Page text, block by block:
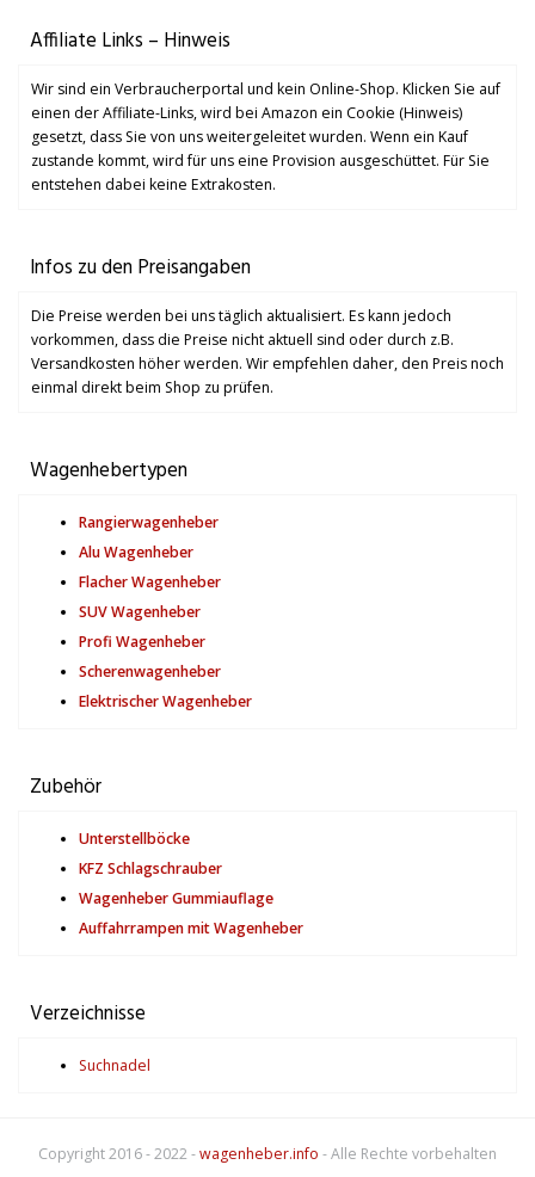
Affiliate Links – Hinweis
Wir sind ein Verbraucherportal und kein Online-Shop. Klicken Sie auf
einen der Affiliate-Links, wird bei Amazon ein Cookie (Hinweis)
gesetzt, dass Sie von uns weitergeleitet wurden. Wenn ein Kauf
zustande kommt, wird für uns eine Provision ausgeschüttet. Für Sie
entstehen dabei keine Extrakosten.
Infos zu den Preisangaben
Die Preise werden bei uns täglich aktualisiert. Es kann jedoch
vorkommen, dass die Preise nicht aktuell sind oder durch z.B.
Versandkosten höher werden. Wir empfehlen daher, den Preis noch
einmal direkt beim Shop zu prüfen.
Wagenhebertypen
Rangierwagenheber
Alu Wagenheber
Flacher Wagenheber
SUV Wagenheber
Profi Wagenheber
Scherenwagenheber
Elektrischer Wagenheber
Zubehör
Unterstellböcke
KFZ Schlagschrauber
Wagenheber Gummiauflage
Auffahrrampen mit Wagenheber
Verzeichnisse
Suchnadel
Copyright 2016 - 2022 -wagenheber.info - Alle Rechte vorbehalten